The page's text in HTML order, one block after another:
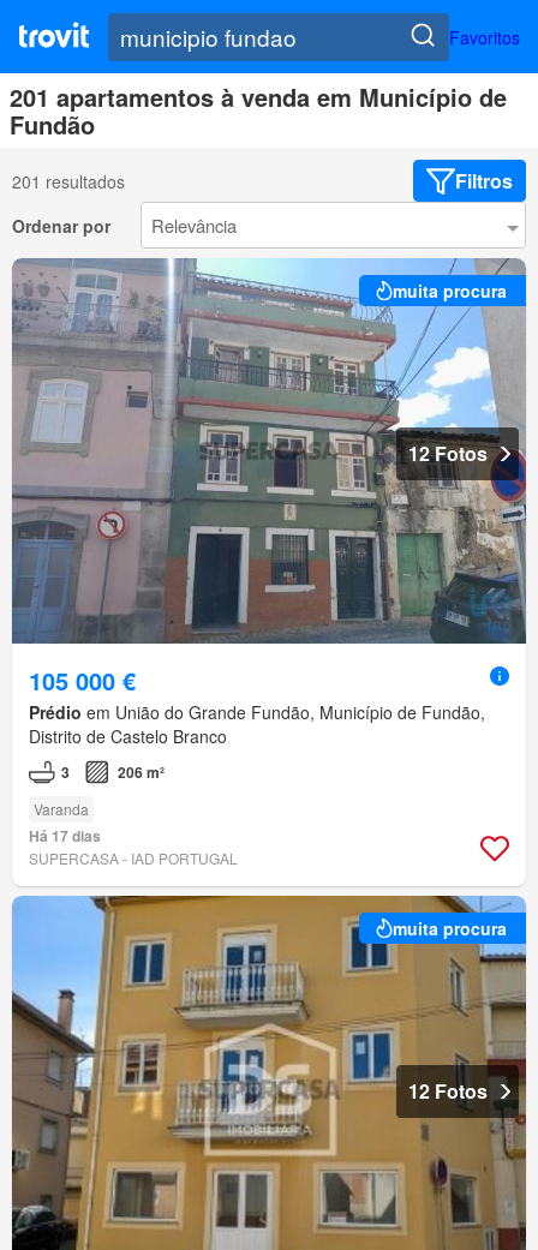
Favoritos
201 apartamentos à venda em Município de
Fundão
201 resultados Filtros
Ordenar por
muita procura
12 Fotos
105 000 €
Prédio em União do Grande Fundão, Município de Fundão,
Distrito de Castelo Branco
3 206 m²
Varanda
Há 17 dias
SUPERCASA - IAD PORTUGAL
muita procura
12 Fotos